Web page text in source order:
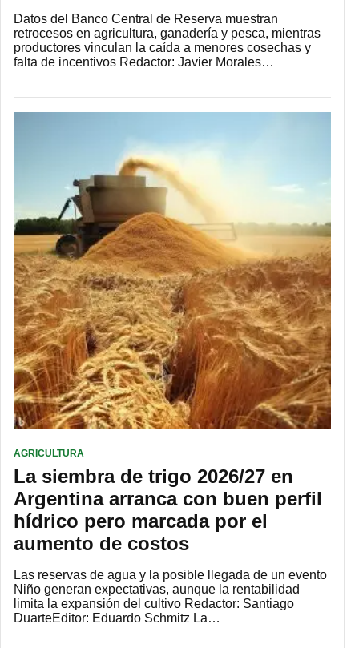
Datos del Banco Central de Reserva muestran
retrocesos en agricultura, ganadería y pesca, mientras
productores vinculan la caída a menores cosechas y
falta de incentivos Redactor: Javier Morales…
AGRICULTURA
La siembra de trigo 2026/27 en
Argentina arranca con buen perfil
hídrico pero marcada por el
aumento de costos
Las reservas de agua y la posible llegada de un evento
Niño generan expectativas, aunque la rentabilidad
limita la expansión del cultivo Redactor: Santiago
DuarteEditor: Eduardo Schmitz La…